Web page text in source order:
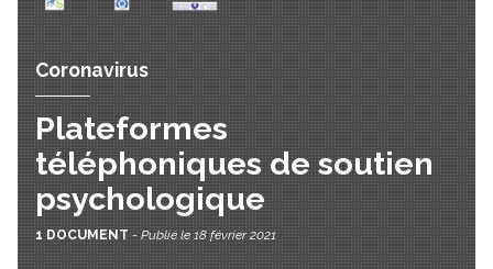
Coronavirus
Plateformes
téléphoniques de soutien
psychologique
1 DOCUMENT-Publié le 18 février 2021